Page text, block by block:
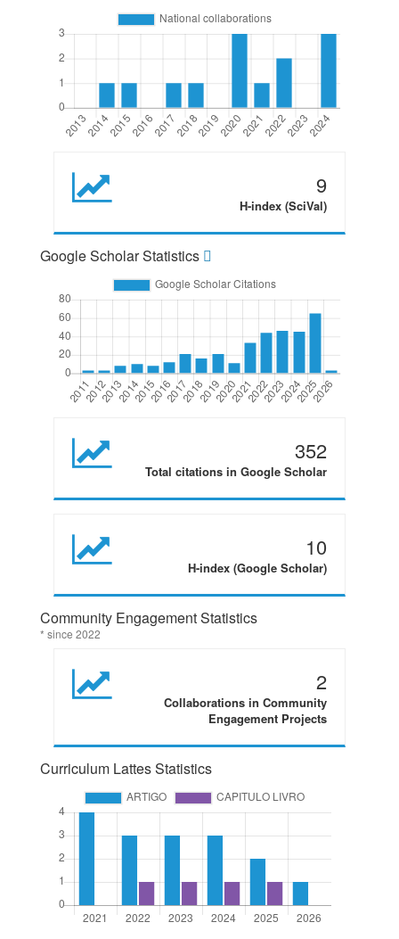
9
H-index (SciVal)
Google Scholar Statistics
352
Total citations in Google Scholar
10
H-index (Google Scholar)
Community Engagement Statistics
* since 2022
2
Collaborations in Community
Engagement Projects
Curriculum Lattes Statistics